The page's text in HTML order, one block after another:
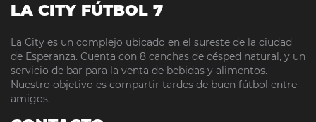
LA CITY FÚTBOL 7
La City es un complejo ubicado en el sureste de la ciudad
de Esperanza. Cuenta con 8 canchas de césped natural, y un
servicio de bar para la venta de bebidas y alimentos.
Nuestro objetivo es compartir tardes de buen fútbol entre
amigos.